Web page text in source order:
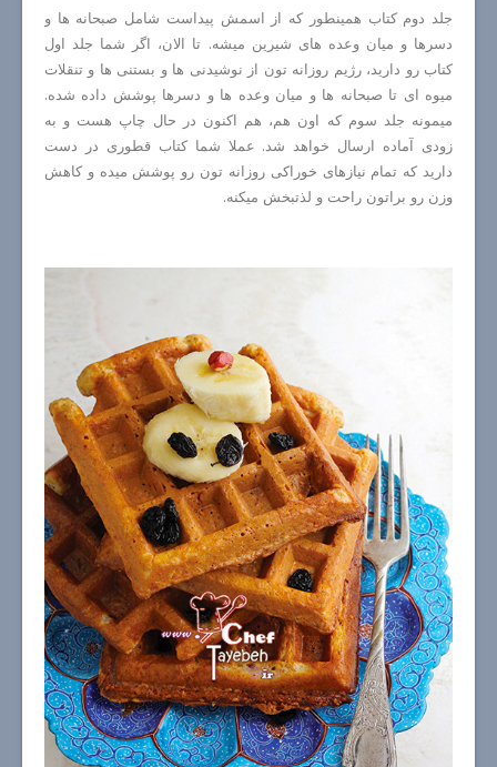
جلد دوم کتاب همینطور که از اسمش پیداست شامل صبحانه ها و
دسرها و میان وعده های شیرین میشه. تا الان، اگر شما جلد اول
کتاب رو دارید، رژیم روزانه تون از نوشیدنی ها و بستنی ها و تنقلات
میوه ای تا صبحانه ها و میان وعده ها و دسرها پوشش داده شده.
میمونه جلد سوم که اون هم، هم اکنون در حال چاپ هست و به
زودی آماده ارسال خواهد شد. عملا شما کتاب قطوری در دست
دارید که تمام نیازهای خوراکی روزانه تون رو پوشش میده و کاهش
وزن رو براتون راحت و لذتبخش میکنه.